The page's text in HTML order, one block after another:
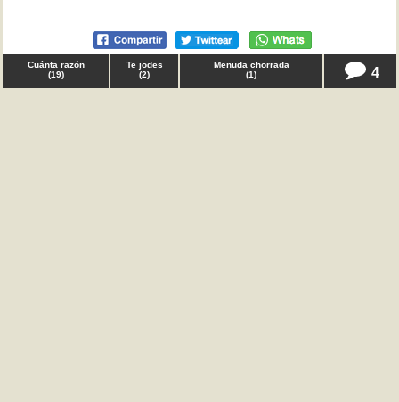
Cuánta razón
(19)
Te jodes
(2)
Menuda chorrada
(1) 4